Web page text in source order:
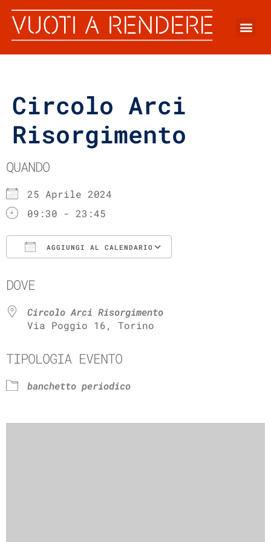
Circolo Arci
Risorgimento
QUANDO
25 Aprile 2024
09:30 - 23:45
AGGIUNGI AL CALENDARIO
DOVE
Circolo Arci Risorgimento
Via Poggio 16, Torino
TIPOLOGIA EVENTO
banchetto periodico